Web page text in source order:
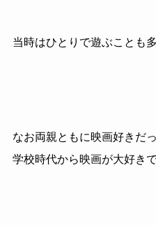
当時はひとりで遊ぶことも
なお両親ともに映画好きだ
学校時代から映画が大好きで